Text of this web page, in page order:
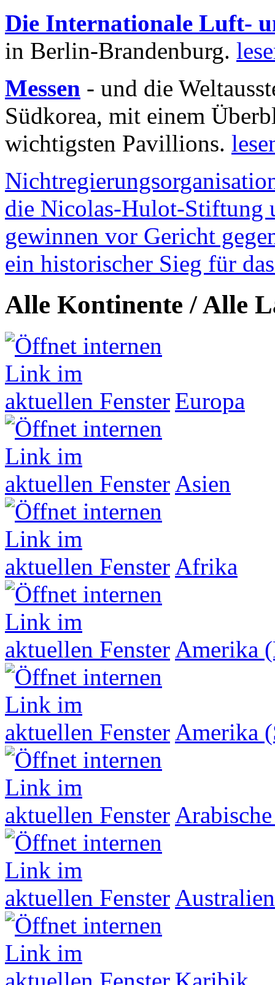
Die Internationale Luft-
in Berlin-Brandenburg.
Messen - und die
Südkorea, mit einem
wichtigsten Pavillions.
die Nicolas-Hulot-Stiftung
gewinnen vor Gericht
ein historischer Sieg für
Alle Kontinente / Alle
Europa
Asien
Afrika
Amerika
Amerika
Australien